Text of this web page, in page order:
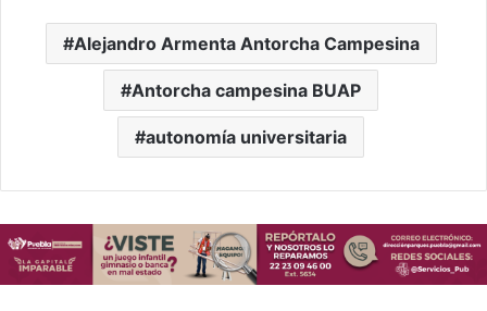
Alejandro Armenta Antorcha Campesina
Antorcha campesina BUAP
autonomía universitaria